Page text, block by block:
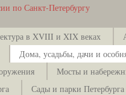
по Санкт-Петербургу
в XVIII и XIX веках
Дома, усадьбы, дачи и
Мосты и
Сады и парки Петербурга